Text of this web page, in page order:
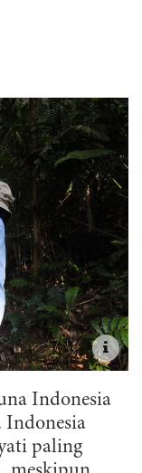
Indonesia
Indonesia
paling